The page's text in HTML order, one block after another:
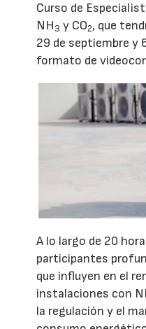
Curso de
NH3 y CO2, que
29 de septiembre y
formato de
A lo largo de 20
participantes
que influyen en el
instalaciones con
la regulación y el